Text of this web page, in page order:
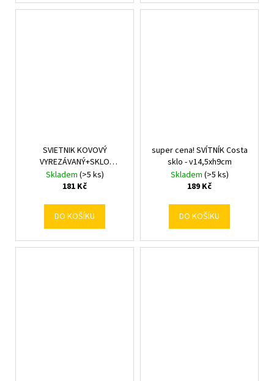
SVIETNIK KOVOVÝ
VYREZÁVANÝ+SKLO
10x9,5x9,5CM
Skladem (>5 ks)
181 Kč
DO KOŠÍKU
super cena! SVÍTNÍK Costa
sklo - v14,5xh9cm
Skladem (>5 ks)
189 Kč
DO KOŠÍKU